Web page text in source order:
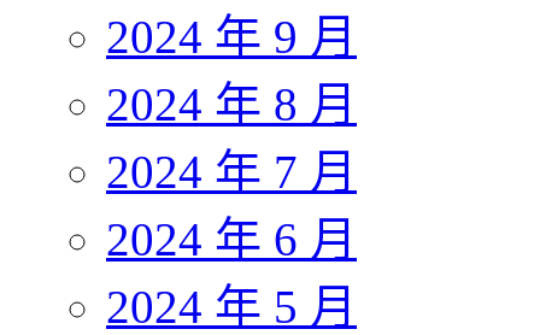
2024 年 9 月
2024 年 8 月
2024 年 7 月
2024 年 6 月
2024 年 5 月